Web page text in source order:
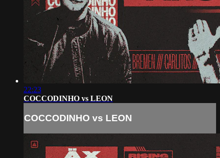
22:23
COCCODINHO vs LEON
COCCODINHO vs LEON